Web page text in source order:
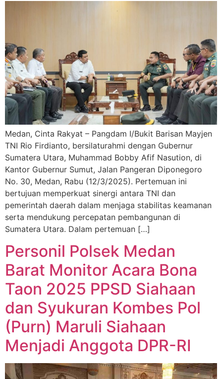
Medan, Cinta Rakyat – Pangdam I/Bukit Barisan Mayjen
TNI Rio Firdianto, bersilaturahmi dengan Gubernur
Sumatera Utara, Muhammad Bobby Afif Nasution, di
Kantor Gubernur Sumut, Jalan Pangeran Diponegoro
No. 30, Medan, Rabu (12/3/2025). Pertemuan ini
bertujuan memperkuat sinergi antara TNI dan
pemerintah daerah dalam menjaga stabilitas keamanan
serta mendukung percepatan pembangunan di
Sumatera Utara. Dalam pertemuan […]
Personil Polsek Medan
Barat Monitor Acara Bona
Taon 2025 PPSD Siahaan
dan Syukuran Kombes Pol
(Purn) Maruli Siahaan
Menjadi Anggota DPR-RI